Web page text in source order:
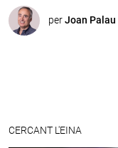
perJoan Palau
CERCANT L'EINA